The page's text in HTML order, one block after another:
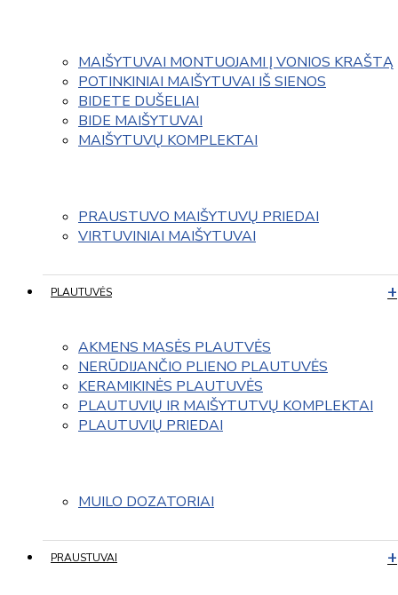
MAIŠYTUVAI MONTUOJAMI Į VONIOS KRAŠTĄ
POTINKINIAI MAIŠYTUVAI IŠ SIENOS
BIDETE DUŠELIAI
BIDE MAIŠYTUVAI
MAIŠYTUVŲ KOMPLEKTAI
PRAUSTUVO MAIŠYTUVŲ PRIEDAI
VIRTUVINIAI MAIŠYTUVAI
PLAUTUVĖS
AKMENS MASĖS PLAUTVĖS
NERŪDIJANČIO PLIENO PLAUTUVĖS
KERAMIKINĖS PLAUTUVĖS
PLAUTUVIŲ IR MAIŠYTUTVŲ KOMPLEKTAI
PLAUTUVIŲ PRIEDAI
MUILO DOZATORIAI
PRAUSTUVAI